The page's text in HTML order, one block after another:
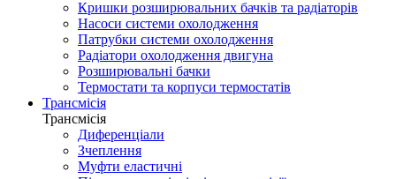
Кришки розширювальних бачків та радіаторів
Насоси системи охолодження
Патрубки системи охолодження
Радіатори охолодження двигуна
Розширювальні бачки
Термостати та корпуси термостатів
Трансмісія
Трансмісія
Диференціали
Зчеплення
Муфти еластичні